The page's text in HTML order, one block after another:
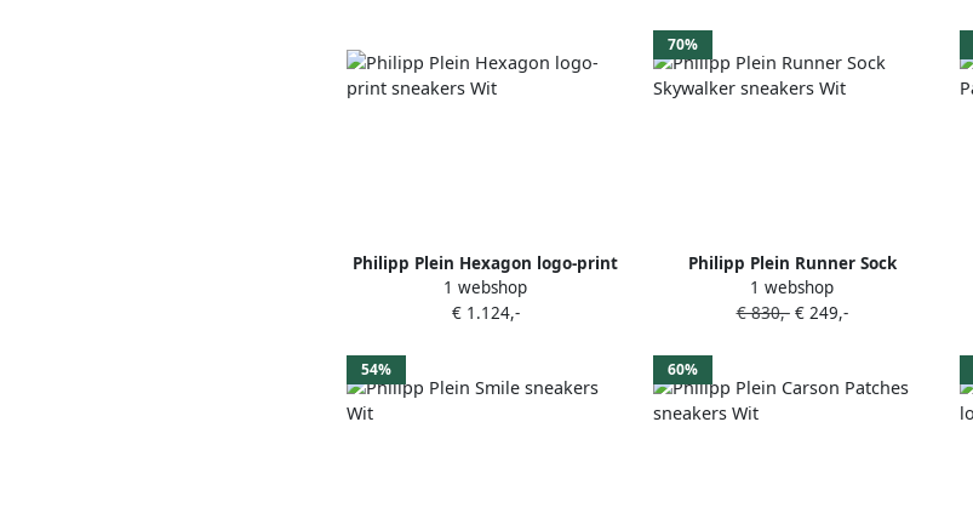
Philipp Plein Hexagon logo-print
sneakers Wit
1 webshop
€ 1.124,-
70%
Philipp Plein Runner Sock
Skywalker sneakers Wit
1 webshop
€ 830,-€ 249,-
54% 60%